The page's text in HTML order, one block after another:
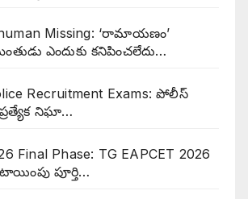
Missing: ‘రామాయణం’
ఎందుకు కనిపించలేదు…
Recruitment Exams: పోలీస్
నిఘా…
Final Phase: TG EAPCET 2026
పూర్తి…